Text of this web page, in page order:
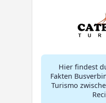
Hier findest
Fakten
Turismo